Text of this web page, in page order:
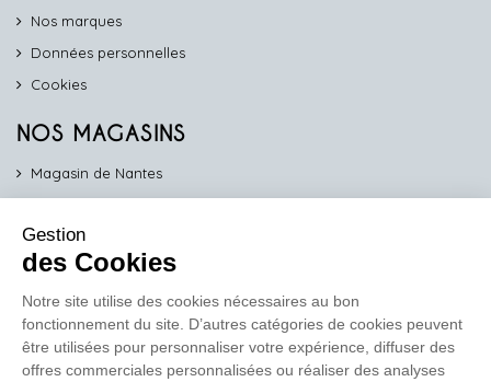
Nos marques
Données personnelles
Cookies
NOS MAGASINS
Magasin de Nantes
Magasin de Vannes
Magasin d'Orléans
COMPTOIR PRO
work
Gestion
des Cookies
Notre site utilise des cookies nécessaires au bon
fonctionnement du site. D’autres catégories de cookies peuvent
être utilisées pour personnaliser votre expérience, diffuser des
offres commerciales personnalisées ou réaliser des analyses